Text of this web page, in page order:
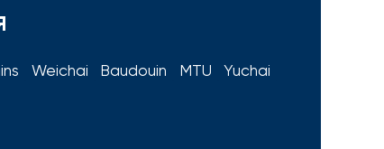
› ЗАЯВКА
Weichai Baudouin MTU Yuchai